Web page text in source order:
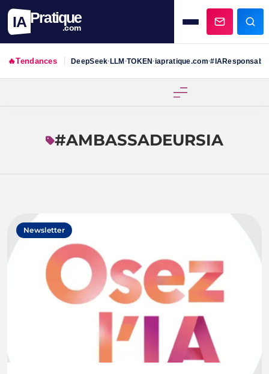
IA Pratique
.com
🔥Tendances DeepSeek•LLM•TOKEN•iapratique.com•#IAResponsable
#AMBASSADEURSIA
Newsletter